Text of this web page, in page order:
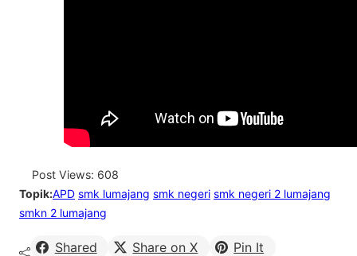
Post Views: 608
Topik:APD smk lumajang smk negeri smk negeri 2 lumajang
smkn 2 lumajang
Shared Share on X Pin It